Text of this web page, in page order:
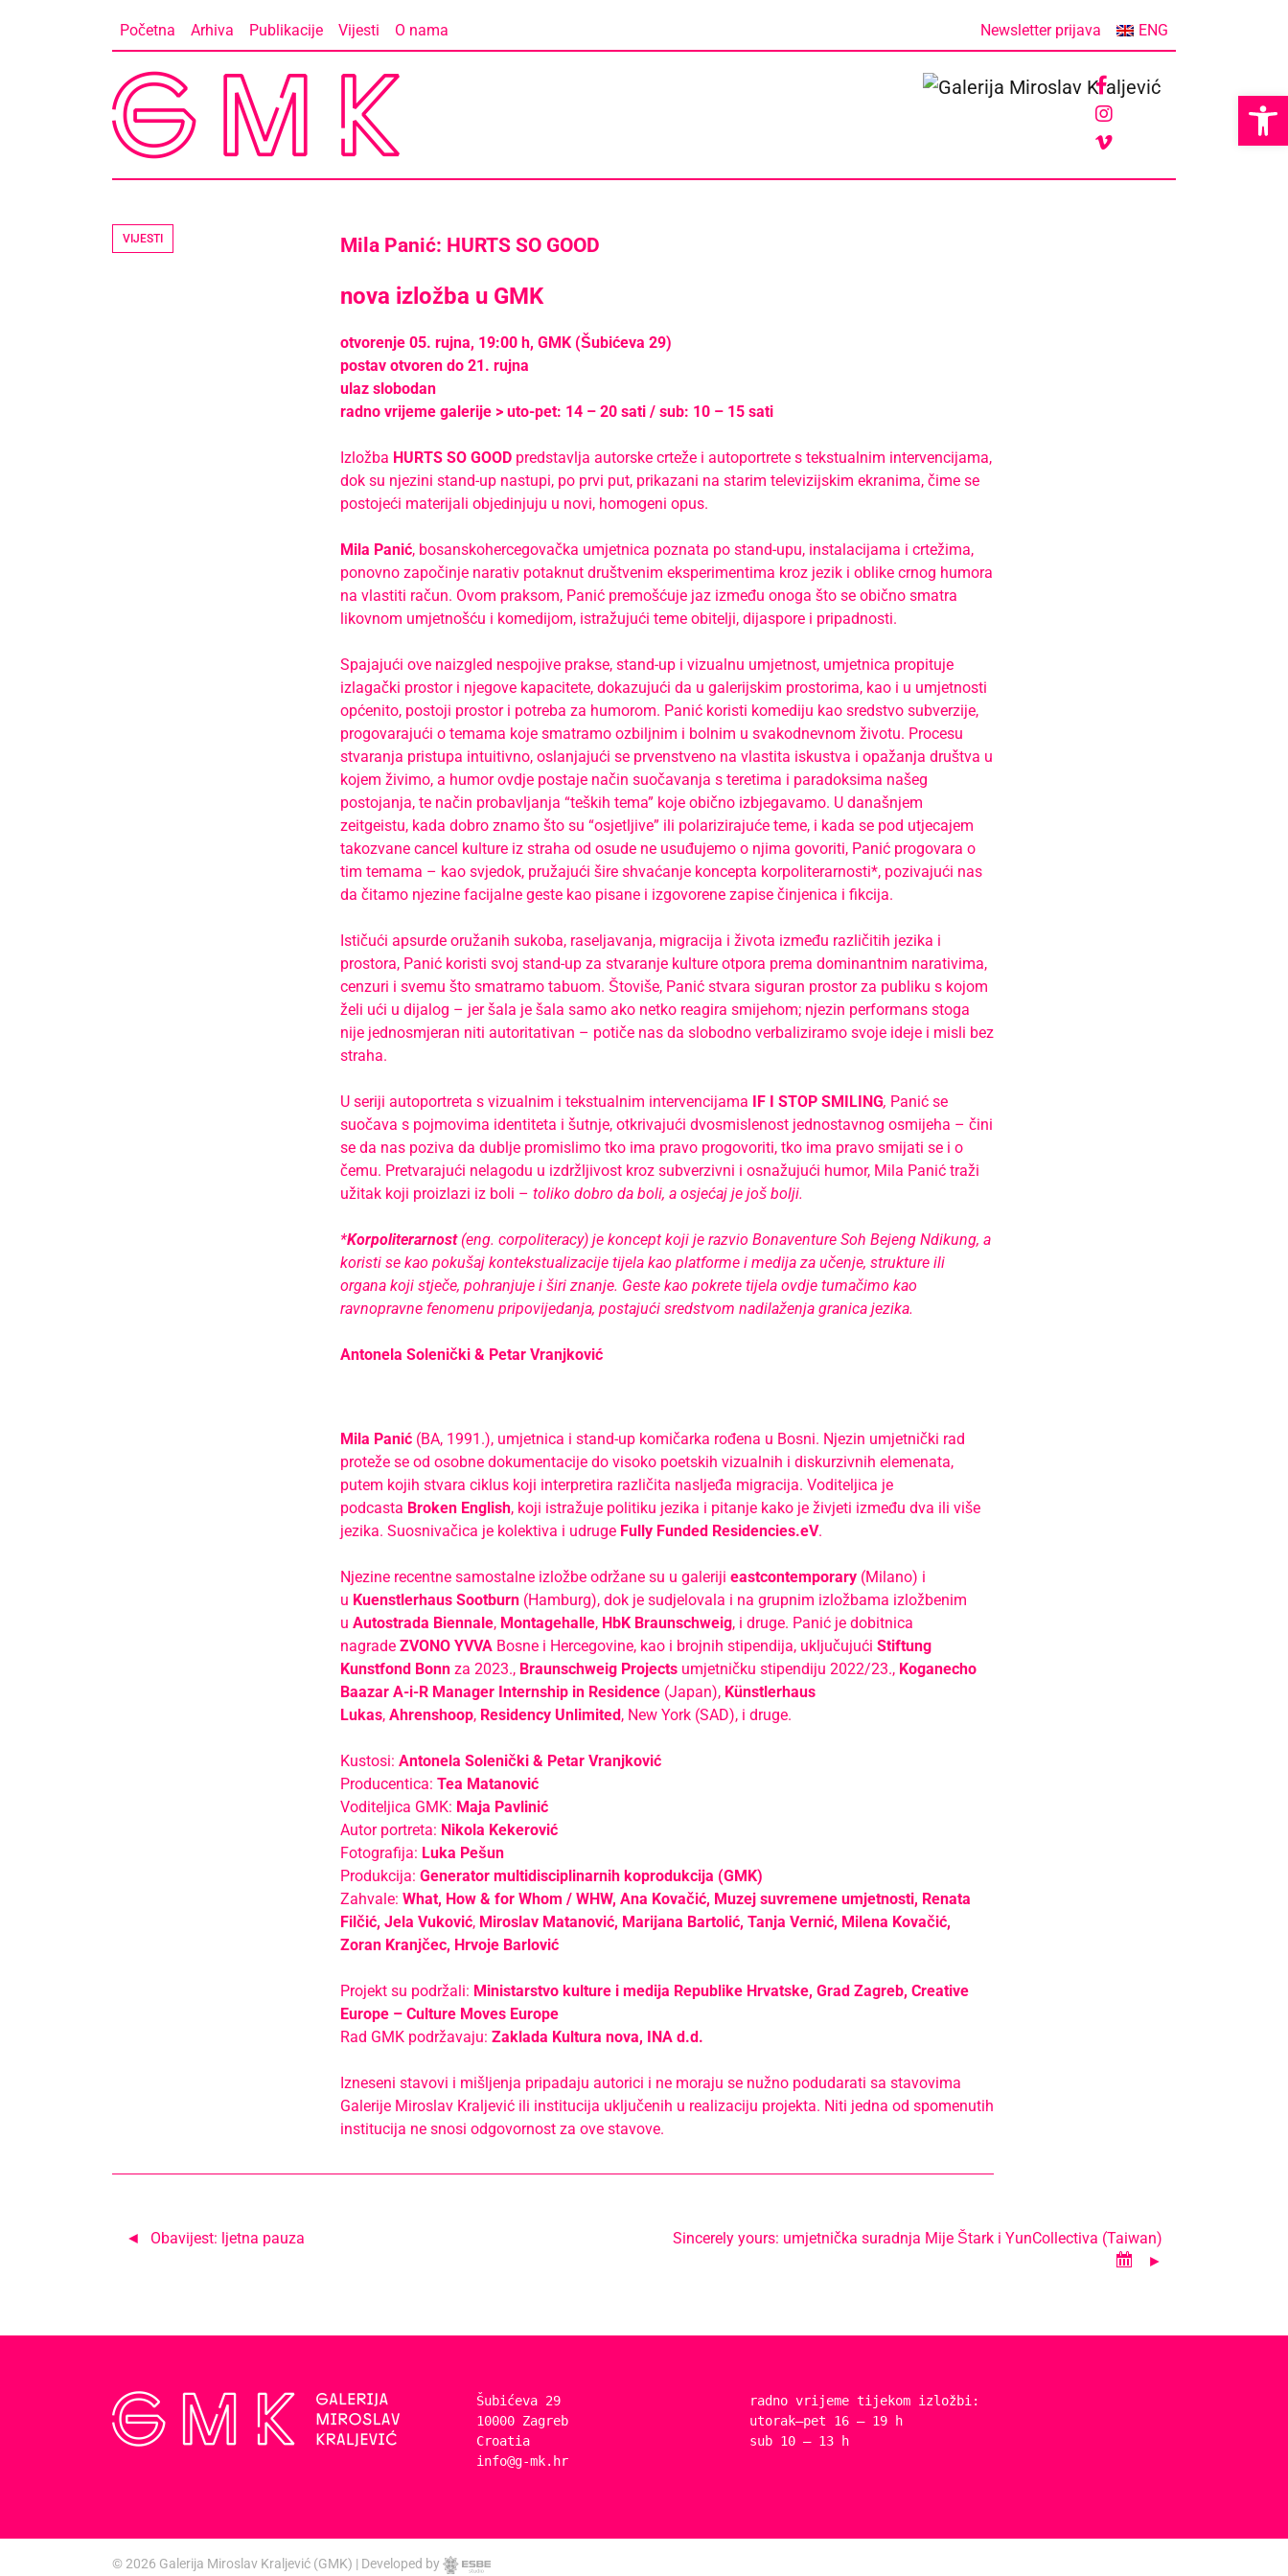
Početna Arhiva Publikacije Vijesti O nama Newsletter prijava ENG
VIJESTI Mila Panić: HURTS SO GOOD
nova izložba u GMK
otvorenje 05. rujna, 19:00 h, GMK (Šubićeva 29)
postav otvoren do 21. rujna
ulaz slobodan
radno vrijeme galerije > uto-pet: 14 – 20 sati / sub: 10 – 15 sati
Izložba HURTS SO GOODpredstavlja autorske crteže i autoportrete s tekstualnim intervencijama,
dok su njezini stand-up nastupi, po prvi put, prikazani na starim televizijskim ekranima, čime se
postojeći materijali objedinjuju u novi, homogeni opus.
Mila Panić, bosanskohercegovačka umjetnica poznata po stand-upu, instalacijama i crtežima,
ponovno započinje narativ potaknut društvenim eksperimentima kroz jezik i oblike crnog humora
na vlastiti račun. Ovom praksom, Panić premošćuje jaz između onoga što se obično smatra
likovnom umjetnošću i komedijom, istražujući teme obitelji, dijaspore i pripadnosti.
Spajajući ove naizgled nespojive prakse, stand-up i vizualnu umjetnost, umjetnica propituje
izlagački prostor i njegove kapacitete, dokazujući da u galerijskim prostorima, kao i u umjetnosti
općenito, postoji prostor i potreba za humorom. Panić koristi komediju kao sredstvo subverzije,
progovarajući o temama koje smatramo ozbiljnim i bolnim u svakodnevnom životu. Procesu
stvaranja pristupa intuitivno, oslanjajući se prvenstveno na vlastita iskustva i opažanja društva u
kojem živimo, a humor ovdje postaje način suočavanja s teretima i paradoksima našeg
postojanja, te način probavljanja “teških tema” koje obično izbjegavamo. U današnjem
zeitgeistu, kada dobro znamo što su “osjetljive” ili polarizirajuće teme, i kada se pod utjecajem
takozvane cancel kulture iz straha od osude ne usuđujemo o njima govoriti, Panić progovara o
tim temama – kao svjedok, pružajući šire shvaćanje koncepta korpoliterarnosti*, pozivajući nas
da čitamo njezine facijalne geste kao pisane i izgovorene zapise činjenica i fikcija.
Ističući apsurde oružanih sukoba, raseljavanja, migracija i života između različitih jezika i
prostora, Panić koristi svoj stand-up za stvaranje kulture otpora prema dominantnim narativima,
cenzuri i svemu što smatramo tabuom. Štoviše, Panić stvara siguran prostor za publiku s kojom
želi ući u dijalog – jer šala je šala samo ako netko reagira smijehom; njezin performans stoga
nije jednosmjeran niti autoritativan – potiče nas da slobodno verbaliziramo svoje ideje i misli bez
straha.
U seriji autoportreta s vizualnim i tekstualnim intervencijama IF I STOP SMILING, Panić se
suočava s pojmovima identiteta i šutnje, otkrivajući dvosmislenost jednostavnog osmijeha – čini
se da nas poziva da dublje promislimo tko ima pravo progovoriti, tko ima pravo smijati se i o
čemu. Pretvarajući nelagodu u izdržljivost kroz subverzivni i osnažujući humor, Mila Panić traži
užitak koji proizlazi iz boli – toliko dobro da boli, a osjećaj je još bolji.
*Korpoliterarnost(eng. corpoliteracy) je koncept koji je razvio Bonaventure Soh Bejeng Ndikung, a
koristi se kao pokušaj kontekstualizacije tijela kao platforme i medija za učenje, strukture ili
organa koji stječe, pohranjuje i širi znanje. Geste kao pokrete tijela ovdje tumačimo kao
ravnopravne fenomenu pripovijedanja, postajući sredstvom nadilaženja granica jezika.
Antonela Solenički & Petar Vranjković
Mila Panić(BA, 1991.), umjetnica i stand-up komičarka rođena u Bosni. Njezin umjetnički rad
proteže se od osobne dokumentacije do visoko poetskih vizualnih i diskurzivnih elemenata,
putem kojih stvara ciklus koji interpretira različita nasljeđa migracija. Voditeljica je
podcasta Broken English, koji istražuje politiku jezika i pitanje kako je živjeti između dva ili više
jezika. Suosnivačica je kolektiva i udruge Fully Funded Residencies.eV.
Njezine recentne samostalne izložbe održane su u galeriji eastcontemporary(Milano) i
u Kuenstlerhaus Sootburn(Hamburg), dok je sudjelovala i na grupnim izložbama izložbenim
u Autostrada Biennale, Montagehalle, HbK Braunschweig, i druge. Panić je dobitnica
nagrade ZVONO YVVABosne i Hercegovine, kao i brojnih stipendija, uključujući Stiftung
Kunstfond Bonnza 2023., Braunschweig Projectsumjetničku stipendiju 2022/23., Koganecho
Baazar A-i-R Manager Internship in Residence(Japan), Künstlerhaus
Lukas, Ahrenshoop, Residency Unlimited, New York (SAD), i druge.
Kustosi: Antonela Solenički & Petar Vranjković
Producentica: Tea Matanović
Voditeljica GMK: Maja Pavlinić
Autor portreta: Nikola Kekerović
Fotografija: Luka Pešun
Produkcija: Generator multidisciplinarnih koprodukcija (GMK)
Zahvale: What, How & for Whom / WHW, Ana Kovačić, Muzej suvremene umjetnosti, Renata
Filčić, Jela Vuković,Miroslav Matanović, Marijana Bartolić, Tanja Vernić, Milena Kovačić,
Zoran Kranjčec, Hrvoje Barlović
Projekt su podržali: Ministarstvo kulture i medija Republike Hrvatske, Grad Zagreb, Creative
Europe – Culture Moves Europe
Rad GMK podržavaju: Zaklada Kultura nova, INA d.d.
Izneseni stavovi i mišljenja pripadaju autorici i ne moraju se nužno podudarati sa stavovima
Galerije Miroslav Kraljević ili institucija uključenih u realizaciju projekta. Niti jedna od spomenutih
institucija ne snosi odgovornost za ove stavove.
Navigacija
Obavijest: ljetna pauza Sincerely yours: umjetnička suradnja Mije Štark i YunCollectiva (Taiwan)
Šubićeva 29
10000 Zagreb
Croatia
info@g-mk.hr
radno vrijeme tijekom izložbi:
utorak–pet 16 – 19 h
sub 10 – 13 h
© 2026 Galerija Miroslav Kraljević (GMK) | Developed by